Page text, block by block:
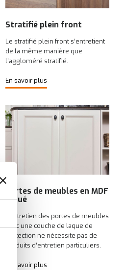
Stratifié plein front
Le stratifié plein front s’entretient
de la même manière que
l’aggloméré stratifié.
En savoir plus
Portes de meubles en MDF
laqué
L’entretien des portes de meubles
avec une couche de laque de
protection ne nécessite pas de
produits d’entretien particuliers.
En savoir plus